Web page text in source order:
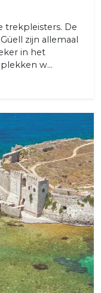
trekpleisters. De
zijn allemaal
in het
w...